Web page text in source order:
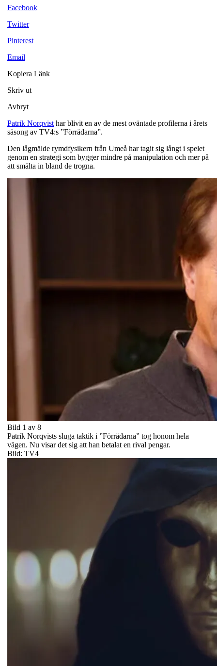
Facebook
Twitter
Pinterest
Email
Kopiera Länk
Skriv ut
Avbryt
Patrik Norqvist har blivit en av de mest oväntade profilerna i årets
säsong av TV4:s ”Förrädarna”.
Den lågmälde rymdfysikern från Umeå har tagit sig långt i spelet
genom en strategi som bygger mindre på manipulation och mer på
att smälta in bland de trogna.
Bild 1 av 8
Patrik Norqvists sluga taktik i ”Förrädarna” tog honom hela
vägen. Nu visar det sig att han betalat en rival pengar.
Bild: TV4